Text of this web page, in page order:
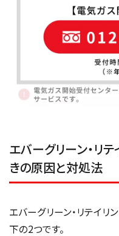
エバーグリーン・リ
きの原因と対処法
エバーグリーン・リテイ
下の2つです。